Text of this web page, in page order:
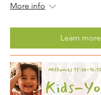
More info
Learn more